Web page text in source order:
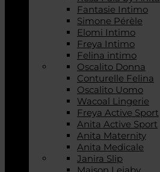
Fantasie Intimo
Simone Pérèle
Elomi Intimo
Freya Intimo
Felina intimo
Oscalito Donna
Conturelle Felina
Oscalito Uomo
Wacoal Lingerie
Freya Active Sport
Anita Active Sport
Anita Maternity
Anita Medicale
Janira Slip